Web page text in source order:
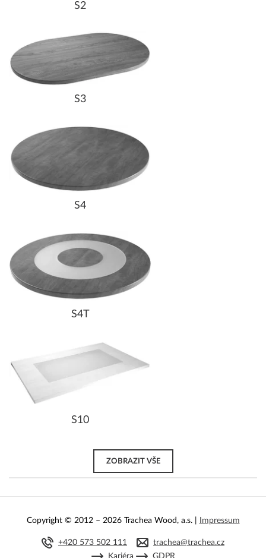
S2
S3
S4
S4T
S10
ZOBRAZIT VŠE
Copyright © 2012 – 2026 Trachea Wood, a.s. | Impressum
+420 573 502 111
trachea@trachea.cz
Kariéra
GDPR